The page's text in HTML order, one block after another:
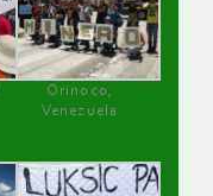
Orinoco,
Venezuela